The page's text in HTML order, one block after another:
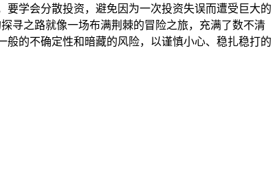
学会分散投资，避免因为一次投资失误而遭受巨大的
寻之路就像一场布满荆棘的冒险之旅，充满了数不清
的不确定性和暗藏的风险，以谨慎小心、稳扎稳打的